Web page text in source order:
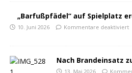
„Barfußpfädel“ auf Spielplatz
10. Juni 2026 Kommentare deaktiviert
Nach Brandeinsatz
13. Mai 2026